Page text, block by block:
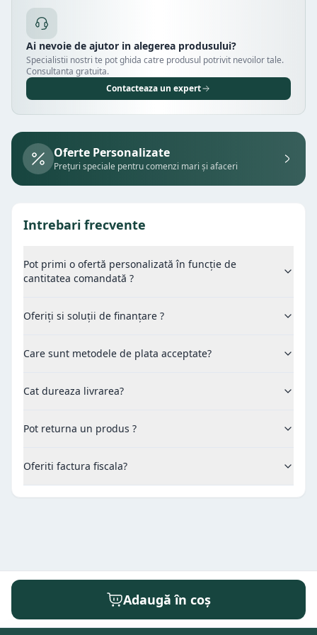
Ai nevoie de ajutor in alegerea produsului?
Specialistii nostri te pot ghida catre produsul potrivit nevoilor tale.
Consultanta gratuita.
Contacteaza un expert
Oferte Personalizate
Prețuri speciale pentru comenzi mari și afaceri
Intrebari frecvente
Pot primi o ofertă personalizată în funcție de
cantitatea comandată ?
Oferiți si soluții de finanțare ?
Care sunt metodele de plata acceptate?
Cat dureaza livrarea?
Pot returna un produs ?
Oferiti factura fiscala?
Adaugă în coș